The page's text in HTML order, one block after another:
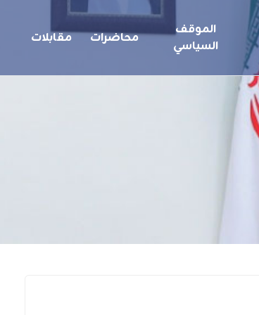
الموقف
السياسي
محاضرات مقابلات